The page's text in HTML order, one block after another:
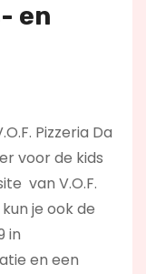
en
Pizzeria Da
voor de kids
van V.O.F.
je ook de
in
en een